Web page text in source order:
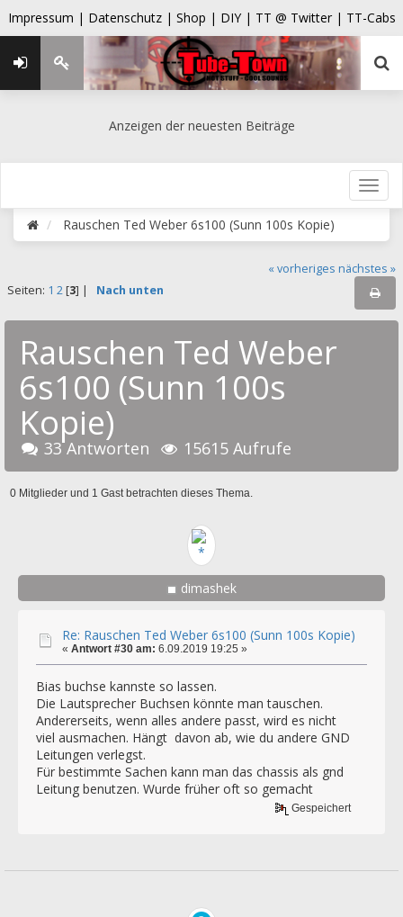
Impressum | Datenschutz | Shop | DIY | TT @ Twitter | TT-Cabs
Anzeigen der neuesten Beiträge
Rauschen Ted Weber 6s100 (Sunn 100s Kopie)
« vorheriges nächstes »
Seiten: 1 2[3] | Nach unten
Rauschen Ted Weber
6s100 (Sunn 100s
Kopie)
33 Antworten 15615 Aufrufe
0 Mitglieder und 1 Gast betrachten dieses Thema.
dimashek
Re: Rauschen Ted Weber 6s100 (Sunn 100s Kopie)
« Antwort #30 am: 6.09.2019 19:25 »
Bias buchse kannste so lassen.
Die Lautsprecher Buchsen könnte man tauschen.
Andererseits, wenn alles andere passt, wird es nicht
viel ausmachen. Hängt davon ab, wie du andere GND
Leitungen verlegst.
Für bestimmte Sachen kann man das chassis als gnd
Leitung benutzen. Wurde früher oft so gemacht
Gespeichert